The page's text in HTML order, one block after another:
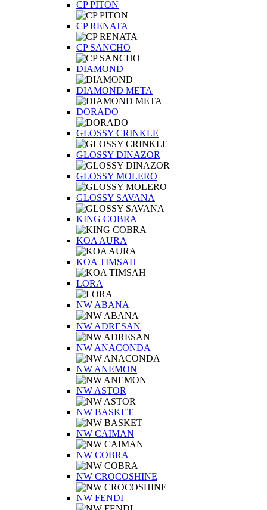
CP PITON
CP RENATA
CP SANCHO
DIAMOND
DIAMOND META
DORADO
GLOSSY CRINKLE
GLOSSY DINAZOR
GLOSSY MOLERO
GLOSSY SAVANA
KING COBRA
KOA AURA
KOA TIMSAH
LORA
NW ABANA
NW ADRESAN
NW ANACONDA
NW ANEMON
NW ASTOR
NW BASKET
NW CAIMAN
NW COBRA
NW CROCOSHINE
NW FENDI